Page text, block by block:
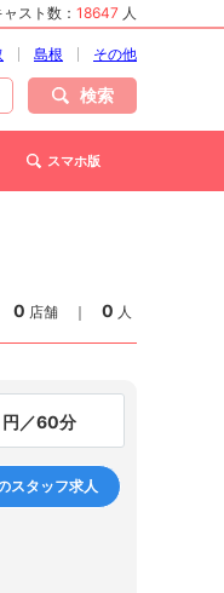
スト数： 18647 人
島根 その他
検索
スマホ版
0 店舗 ｜ 0 人
円／60分
スタッフ求人